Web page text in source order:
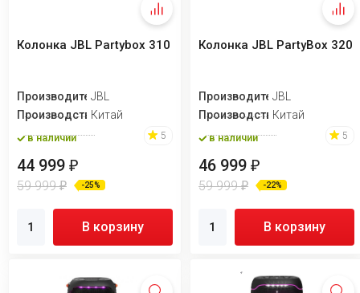
Колонка JBL Partybox 310
Производитель
JBL
ПроизводствоКитай
в наличии 5
44 999 ₽
59 999₽ -25%
В корзину
Колонка JBL PartyBox 320
Производитель
JBL
ПроизводствоКитай
в наличии 5
46 999₽
59 999₽ -22%
В корзину